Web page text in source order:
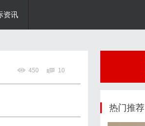
资讯
450 10
热门推荐